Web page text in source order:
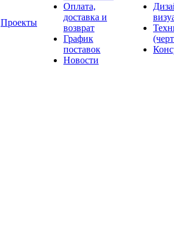
Проекты
Оплата,
доставка и
возврат
График
поставок
Новости